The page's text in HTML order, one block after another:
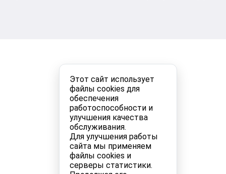
Этот сайт использует
файлы cookies для
обеспечения
работоспособности и
улучшения качества
обслуживания.
Для улучшения работы
сайта мы применяем
файлы cookies и
серверы статистики.